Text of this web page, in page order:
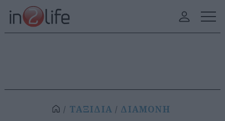
ΤΑΞΙΔΙΑ ΔΙΑΜΟΝΗ